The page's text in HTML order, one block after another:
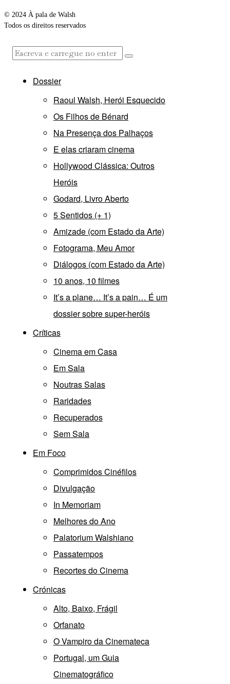
© 2024 À pala de Walsh
Todos os direitos reservados
Dossier
Raoul Walsh, Herói Esquecido
Os Filhos de Bénard
Na Presença dos Palhaços
E elas criaram cinema
Hollywood Clássica: Outros
Heróis
Godard, Livro Aberto
5 Sentidos (+ 1)
Amizade (com Estado da Arte)
Fotograma, Meu Amor
Diálogos (com Estado da Arte)
10 anos, 10 filmes
It’s a plane… It’s a pain… É um
dossier sobre super-heróis
Críticas
Cinema em Casa
Em Sala
Noutras Salas
Raridades
Recuperados
Sem Sala
Em Foco
Comprimidos Cinéfilos
Divulgação
In Memoriam
Melhores do Ano
Palatorium Walshiano
Passatempos
Recortes do Cinema
Crónicas
Alto, Baixo, Frágil
Orfanato
O Vampiro da Cinemateca
Portugal, um Guia
Cinematográfico